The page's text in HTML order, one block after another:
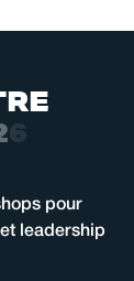
RE
pour
leadership